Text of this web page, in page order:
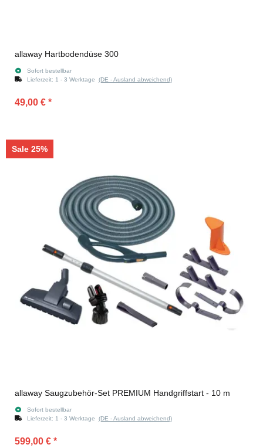
allaway Hartbodendüse 300
Sofort bestellbar
Lieferzeit: 1 - 3 Werktage (DE - Ausland abweichend)
49,00 € *
Sale 25%
allaway Saugzubehör-Set PREMIUM Handgriffstart - 10 m
Sofort bestellbar
Lieferzeit: 1 - 3 Werktage (DE - Ausland abweichend)
599,00 € *